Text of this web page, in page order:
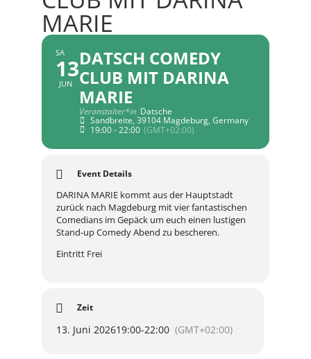
MARIE
SA
13
JUN
DATSCH COMEDY
CLUB MIT DARINA
MARIE
Veranstalter*in Datsche
Sandbreite, 39104 Magdeburg, Germany
19:00 - 22:00 (GMT+02:00)
Event Details
DARINA MARIE kommt aus der Hauptstadt
zurück nach Magdeburg mit vier fantastischen
Comedians im Gepäck um euch einen lustigen
Stand-up Comedy Abend zu bescheren.
Eintritt Frei
Zeit
13. Juni 202619:00-22:00 (GMT+02:00)